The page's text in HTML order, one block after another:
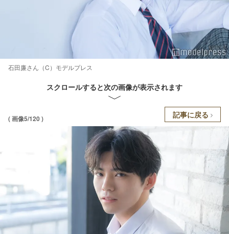
石田廉さん（C）モデルプレス
スクロールすると次の画像が表示されます
( 画像5/120 ) 記事に戻る